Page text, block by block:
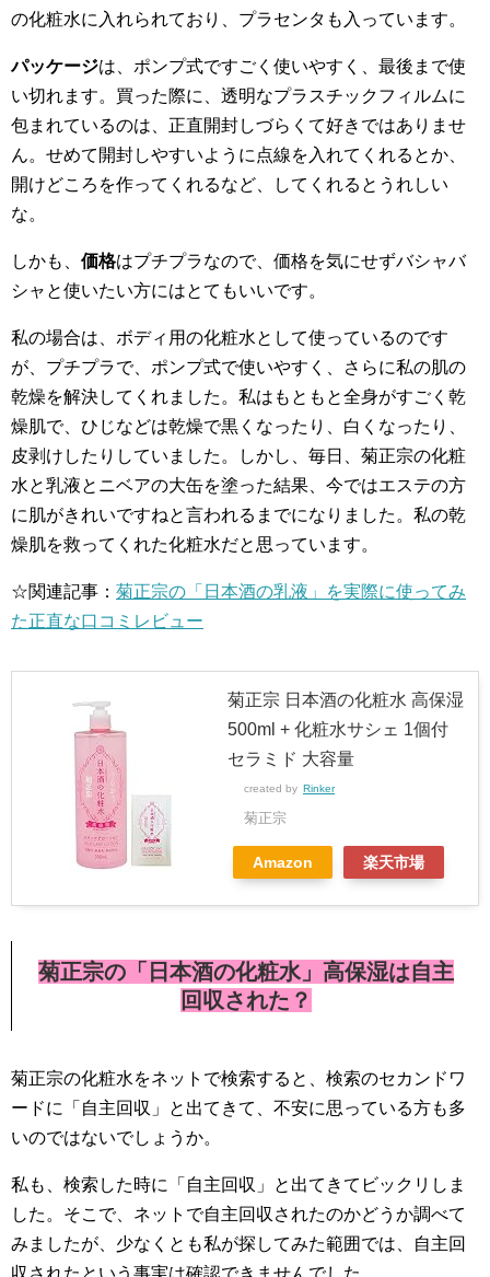
の化粧水に入れられており、プラセンタも入っています。
パッケージは、ポンプ式ですごく使いやすく、最後まで使
い切れます。買った際に、透明なプラスチックフィルムに
包まれているのは、正直開封しづらくて好きではありませ
ん。せめて開封しやすいように点線を入れてくれるとか、
開けどころを作ってくれるなど、してくれるとうれしい
な。
しかも、 価格はプチプラなので、価格を気にせずバシャバ
シャと使いたい方にはとてもいいです。
私の場合は、ボディ用の化粧水として使っているのです
が、プチプラで、ポンプ式で使いやすく、さらに私の肌の
乾燥を解決してくれました。私はもともと全身がすごく乾
燥肌で、ひじなどは乾燥で黒くなったり、白くなったり、
皮剥けしたりしていました。しかし、毎日、菊正宗の化粧
水と乳液とニベアの大缶を塗った結果、今ではエステの方
に肌がきれいですねと言われるまでになりました。私の乾
燥肌を救ってくれた化粧水だと思っています。
☆関連記事： 菊正宗の「日本酒の乳液」を実際に使ってみ
た正直な口コミレビュー
菊正宗 日本酒の化粧水 高保湿
500ml + 化粧水サシェ 1個付
セラミド 大容量
created by Rinker
菊正宗
Amazon 楽天市場
菊正宗の「日本酒の化粧水」高保湿は自主
回収された？
菊正宗の化粧水をネットで検索すると、検索のセカンドワ
ードに「自主回収」と出てきて、不安に思っている方も多
いのではないでしょうか。
私も、検索した時に「自主回収」と出てきてビックリしま
した。そこで、ネットで自主回収されたのかどうか調べて
みましたが、少なくとも私が探してみた範囲では、自主回
収されたという事実は確認できませんでした。